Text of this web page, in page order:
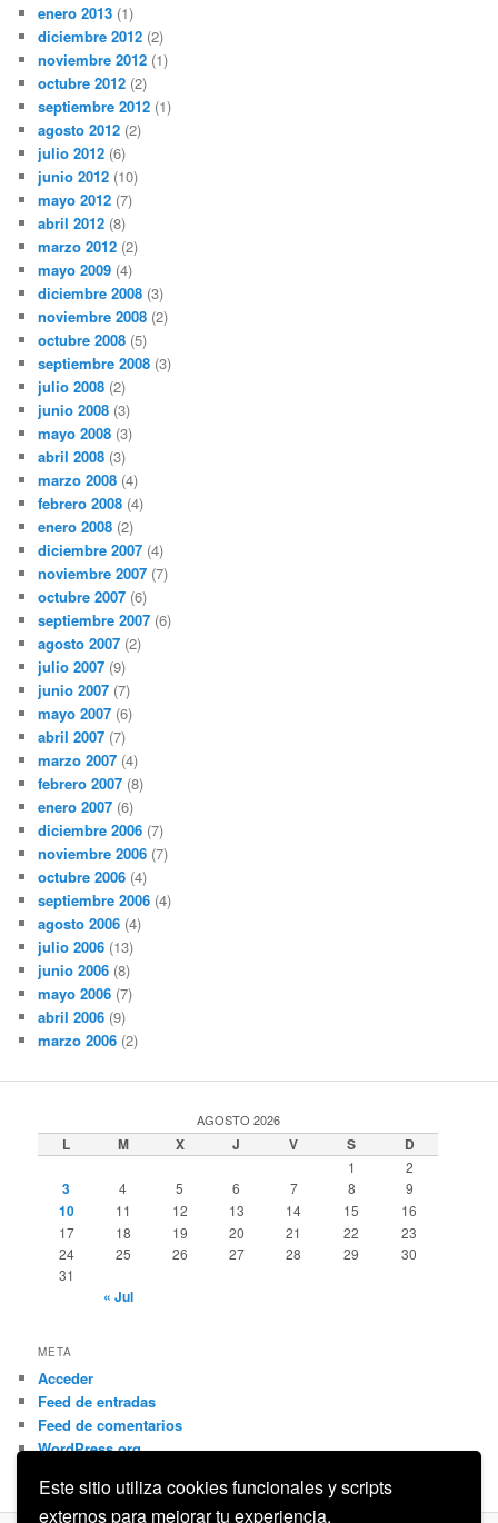
Este sitio utiliza cookies funcionales y scripts
externos para mejorar tu experiencia.
enero 2013 (1)
diciembre 2012 (2)
noviembre 2012 (1)
octubre 2012 (2)
septiembre 2012 (1)
agosto 2012 (2)
julio 2012 (6)
junio 2012 (10)
mayo 2012 (7)
abril 2012 (8)
marzo 2012 (2)
mayo 2009 (4)
diciembre 2008 (3)
noviembre 2008 (2)
octubre 2008 (5)
septiembre 2008 (3)
julio 2008 (2)
junio 2008 (3)
mayo 2008 (3)
abril 2008 (3)
marzo 2008 (4)
febrero 2008 (4)
enero 2008 (2)
diciembre 2007 (4)
noviembre 2007 (7)
octubre 2007 (6)
septiembre 2007 (6)
agosto 2007 (2)
julio 2007 (9)
junio 2007 (7)
mayo 2007 (6)
abril 2007 (7)
marzo 2007 (4)
febrero 2007 (8)
enero 2007 (6)
diciembre 2006 (7)
noviembre 2006 (7)
octubre 2006 (4)
septiembre 2006 (4)
agosto 2006 (4)
julio 2006 (13)
junio 2006 (8)
mayo 2006 (7)
abril 2006 (9)
marzo 2006 (2)
AGOSTO 2026
L M X J V S D
1 2
3 4 5 6 7 8 9
10 11 12 13 14 15
16
17
18 19 20 21 22
23
24
25 26 27 28 29
30
31
« Jul
META
Acceder
Feed de entradas
Feed de comentarios
WordPress.org